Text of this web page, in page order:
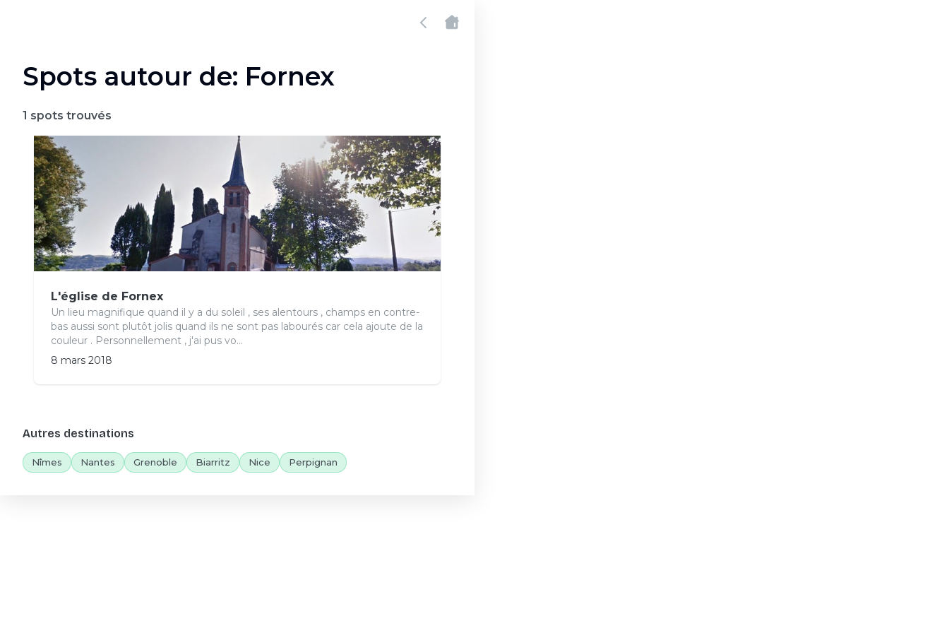
Spots autour de: Fornex
1 spots trouvés
L'église de Fornex
Un lieu magnifique quand il y a du soleil , ses alentours , champs en contre-
bas aussi sont plutôt jolis quand ils ne sont pas labourés car cela ajoute de la
couleur . Personnellement , j'ai pus vo...
8 mars 2018
Autres destinations
Nîmes Nantes Grenoble Biarritz Nice Perpignan